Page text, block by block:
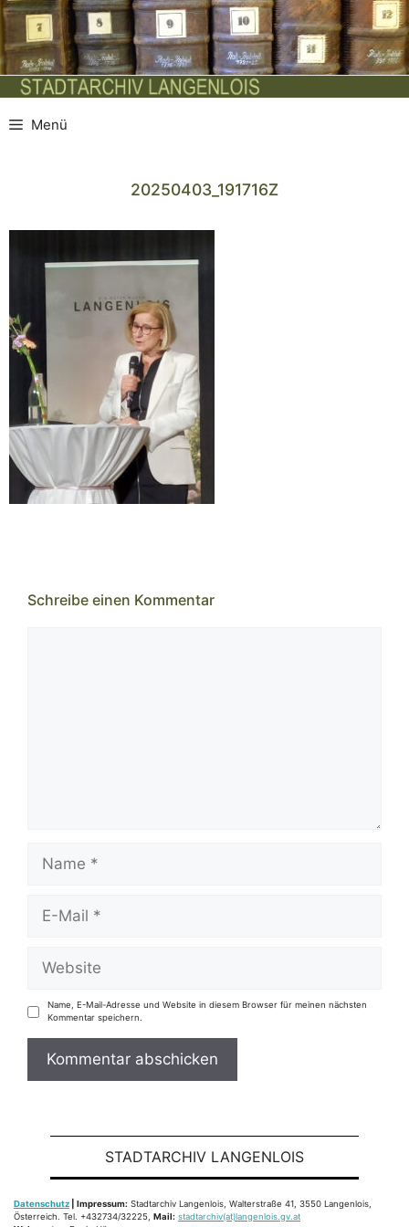
Zum
Inhalt
springen
Menü
20250403_191716Z
Schreibe einen Kommentar
Name
Website
Name, E-Mail-Adresse und Website in diesem Browser für meinen nächsten
Kommentar speichern.
STADTARCHIV LANGENLOIS
Datenschutz | Impressum: Stadtarchiv Langenlois, Walterstraße 41, 3550 Langenlois,
Österreich. Tel. +432734/32225, Mail: stadtarchiv(at)langenlois.gv.at